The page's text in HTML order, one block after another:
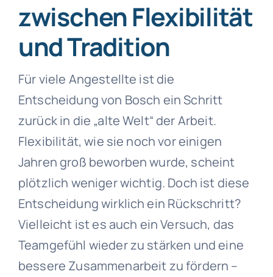
zwischen Flexibilität
und Tradition
Für viele Angestellte ist die
Entscheidung von Bosch ein Schritt
zurück in die „alte Welt“ der Arbeit.
Flexibilität, wie sie noch vor einigen
Jahren groß beworben wurde, scheint
plötzlich weniger wichtig. Doch ist diese
Entscheidung wirklich ein Rückschritt?
Vielleicht ist es auch ein Versuch, das
Teamgefühl wieder zu stärken und eine
bessere Zusammenarbeit zu fördern –